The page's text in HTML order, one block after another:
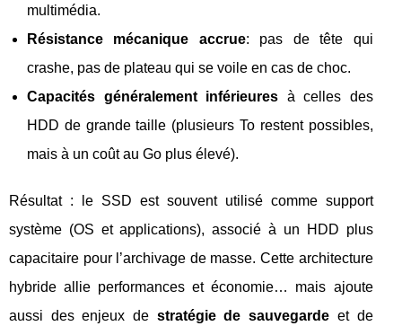
multimédia.
Résistance mécanique accrue: pas de tête qui
crashe, pas de plateau qui se voile en cas de choc.
Capacités généralement inférieures à celles des
HDD de grande taille (plusieurs To restent possibles,
mais à un coût au Go plus élevé).
Résultat : le SSD est souvent utilisé comme support
système (OS et applications), associé à un HDD plus
capacitaire pour l’archivage de masse. Cette architecture
hybride allie performances et économie… mais ajoute
aussi des enjeux de stratégie de sauvegarde et de